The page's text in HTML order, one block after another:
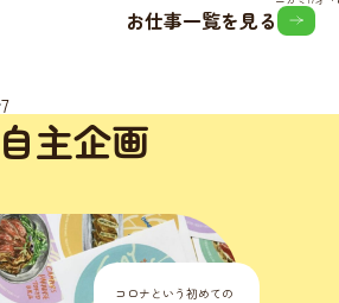
7
お仕事一覧を見る
自主企画
コロナという初めての